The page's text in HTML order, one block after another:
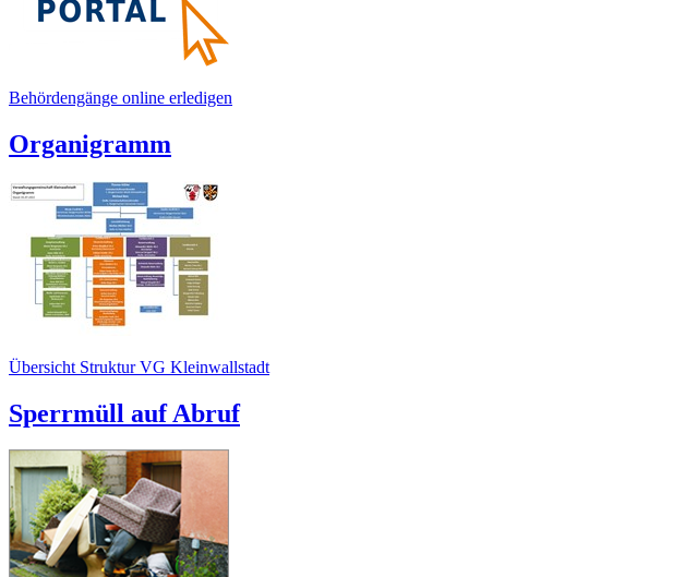
Behördengänge online erledigen
Organigramm
Übersicht Struktur VG Kleinwallstadt
Sperrmüll auf Abruf